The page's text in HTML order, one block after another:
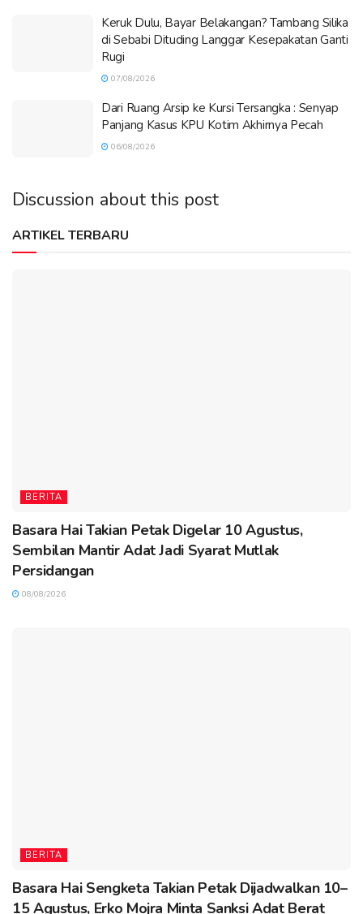
Keruk Dulu, Bayar Belakangan? Tambang Silika
di Sebabi Dituding Langgar Kesepakatan Ganti
Rugi
07/08/2026
Dari Ruang Arsip ke Kursi Tersangka : Senyap
Panjang Kasus KPU Kotim Akhirnya Pecah
06/08/2026
Discussion about this post
ARTIKEL TERBARU
BERITA
Basara Hai Takian Petak Digelar 10 Agustus,
Sembilan Mantir Adat Jadi Syarat Mutlak
Persidangan
08/08/2026
BERITA
Basara Hai Sengketa Takian Petak Dijadwalkan 10–
15 Agustus, Erko Mojra Minta Sanksi Adat Berat